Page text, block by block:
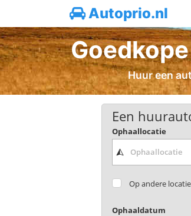
Autoprio.nl
Huur een
Een
Ophaallocatie
Op andere
Ophaaldatum